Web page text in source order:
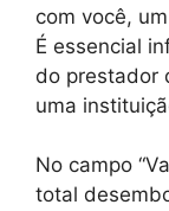
com você,
É essencial
do prestador
uma
No campo
total